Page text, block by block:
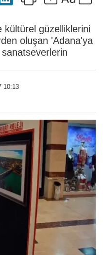
kültürel güzelliklerini
oluşan 'Adana'ya
10:13